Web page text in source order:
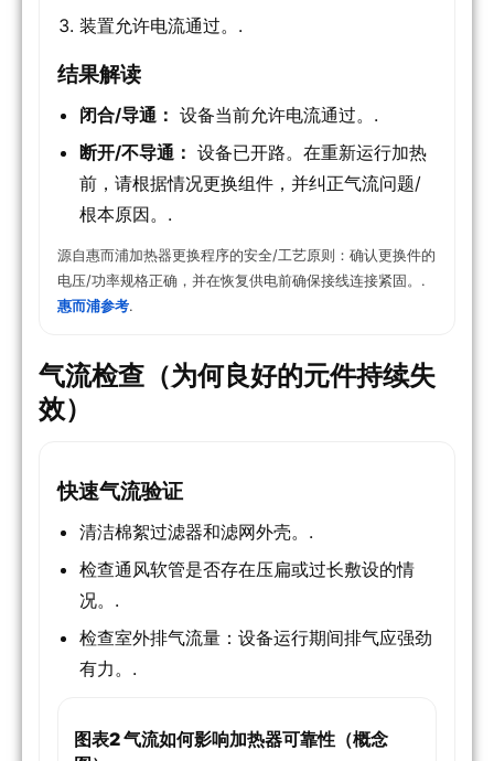
装置允许电流通过。.
结果解读
闭合/导通： 设备当前允许电流通过。.
断开/不导通： 设备已开路。在重新运行加热
前，请根据情况更换组件，并纠正气流问题/
根本原因。.
源自惠而浦加热器更换程序的安全/工艺原则：确认更换件的
电压/功率规格正确，并在恢复供电前确保接线连接紧固。.
惠而浦参考.
气流检查（为何良好的元件持续失
效）
快速气流验证
清洁棉絮过滤器和滤网外壳。.
检查通风软管是否存在压扁或过长敷设的情
况。.
检查室外排气流量：设备运行期间排气应强劲
有力。.
图表2 气流如何影响加热器可靠性（概念